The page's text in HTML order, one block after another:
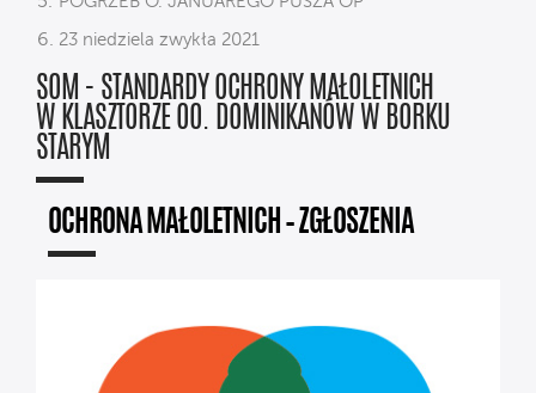
23 niedziela zwykła 2021
SOM - STANDARDY OCHRONY MAŁOLETNICH
W KLASZTORZE OO. DOMINIKANÓW W BORKU
STARYM
OCHRONA MAŁOLETNICH – ZGŁOSZENIA